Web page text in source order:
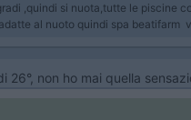
,quindi si nuota,tutte le
al nuoto quindi spa beatifarm
non ho mai quella